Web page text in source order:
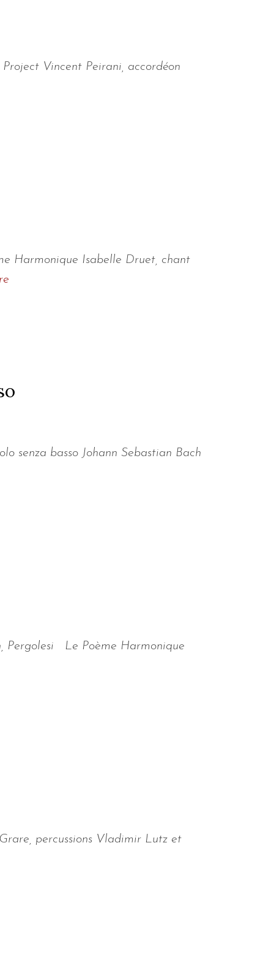
Vincent Peirani, accordéon
Harmonique Isabelle Druet, chant
senza basso Johann Sebastian Bach
Pergolesi Le Poème Harmonique
percussions Vladimir Lutz et